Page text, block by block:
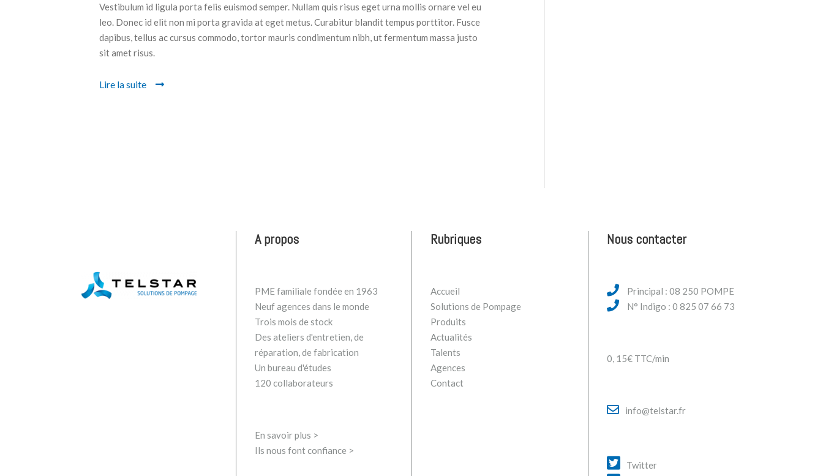
Vestibulum id ligula porta felis euismod semper. Nullam quis risus eget urna mollis ornare vel eu
leo. Donec id elit non mi porta gravida at eget metus. Curabitur blandit tempus porttitor. Fusce
dapibus, tellus ac cursus commodo, tortor mauris condimentum nibh, ut fermentum massa justo
sit amet risus.
Lire la suite
A propos
PME familiale fondée en 1963
Neuf agences dans le monde
Trois mois de stock
Des ateliers d'entretien, de
réparation, de fabrication
Un bureau d'études
120 collaborateurs
En savoir plus >
Ils nous font confiance >
Rubriques
Accueil
Solutions de Pompage
Produits
Actualités
Talents
Agences
Contact
Nous contacter
Principal : 08 250 POMPE
N° Indigo : 0 825 07 66 73
0, 15€ TTC/min
info@telstar.fr
Twitter